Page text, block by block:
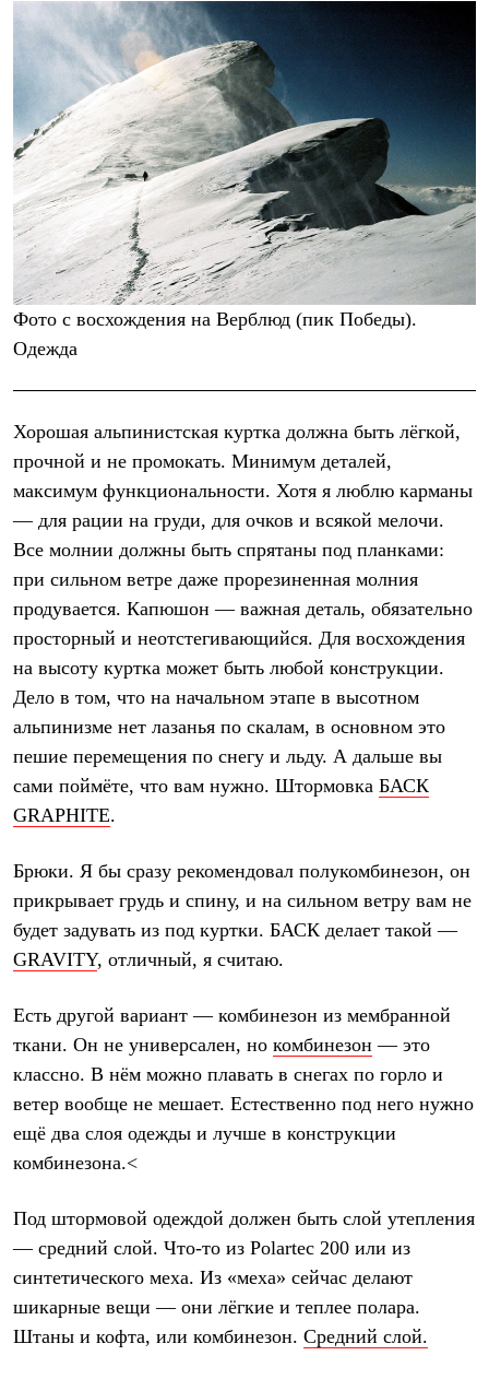
Комбинезоны
Термобелье
Комплект термобелья
Снаряжение
Палатки и тенты
Палатки
Тенты
Аксессуары для палаток
Рюкзаки
Экспедиционные
Легкоходные
Альпинистские
Городские
Аксессуары для рюкзаков
Спальные мешки
Пуховые
Комбинированные
С синтетическим утеплителем
Баулы
Кошельки
Сумки
Гермомешки
Книги
Еда
Обувь
Женская обувь
Сапоги
Ботинки
Мужская обувь
Ботинки
Сапоги
Гамаши и бахилы
Тапочки и чуни
Чуни
Уход за обувью
Аксессуары
Головные уборы
Шапки
Балаклавы и маски
Повязки
Шарфы
Панамы
Перчатки и рукавицы
Рукавицы
Носки
Полезные аксессуары
Брелки
Шевроны
Термоковрики
Уход за одеждой
Коллекции
PEAK
Фото с восхождения на Верблюд (пик Победы).
Одежда
Хорошая альпинистская куртка должна быть лёгкой,
прочной и не промокать. Минимум деталей,
максимум функциональности. Хотя я люблю карманы
— для рации на груди, для очков и всякой мелочи.
Все молнии должны быть спрятаны под планками:
при сильном ветре даже прорезиненная молния
продувается. Капюшон — важная деталь, обязательно
просторный и неотстегивающийся. Для восхождения
на высоту куртка может быть любой конструкции.
Дело в том, что на начальном этапе в высотном
альпинизме нет лазанья по скалам, в основном это
пешие перемещения по снегу и льду. А дальше вы
сами поймёте, что вам нужно. Штормовка БАСК
GRAPHITE.
Брюки. Я бы сразу рекомендовал полукомбинезон, он
прикрывает грудь и спину, и на сильном ветру вам не
будет задувать из под куртки. БАСК делает такой —
GRAVITY, отличный, я считаю.
Есть другой вариант — комбинезон из мембранной
ткани. Он не универсален, но комбинезон — это
классно. В нём можно плавать в снегах по горло и
ветер вообще не мешает. Естественно под него нужно
ещё два слоя одежды и лучше в конструкции
комбинезона.<
Под штормовой одеждой должен быть слой утепления
— средний слой. Что-то из Polartec 200 или из
синтетического меха. Из «меха» сейчас делают
шикарные вещи — они лёгкие и теплее полара.
Штаны и кофта, или комбинезон. Средний слой.